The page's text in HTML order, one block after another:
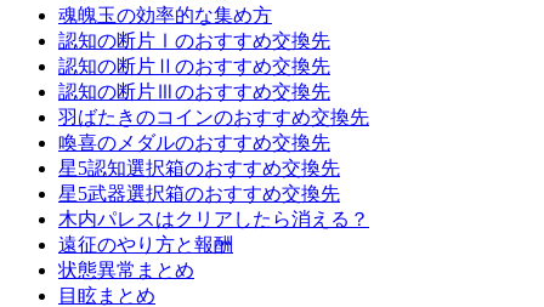
魂魄玉の効率的な集め方
認知の断片Ⅰのおすすめ交換先
認知の断片Ⅱのおすすめ交換先
認知の断片Ⅲのおすすめ交換先
羽ばたきのコインのおすすめ交換先
喚喜のメダルのおすすめ交換先
星5認知選択箱のおすすめ交換先
星5武器選択箱のおすすめ交換先
木内パレスはクリアしたら消える？
遠征のやり方と報酬
状態異常まとめ
目眩まとめ